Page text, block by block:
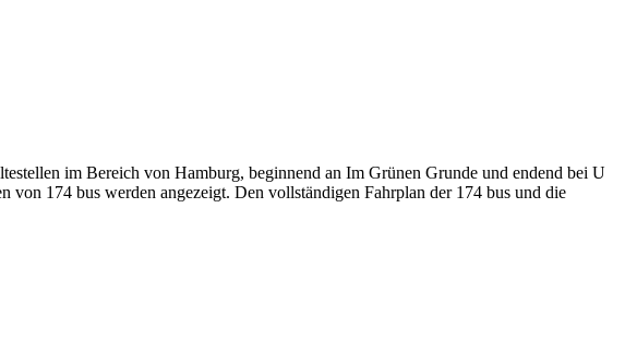
im Bereich von Hamburg, beginnend an Im Grünen Grunde und endend bei U
174 bus werden angezeigt. Den vollständigen Fahrplan der 174 bus und die